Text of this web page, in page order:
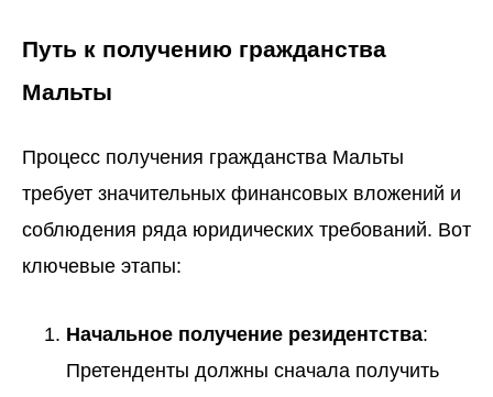
Путь к получению гражданства
Мальты
Процесс получения гражданства Мальты
требует значительных финансовых вложений и
соблюдения ряда юридических требований. Вот
ключевые этапы:
Начальное получение резидентства:
Претенденты должны сначала получить